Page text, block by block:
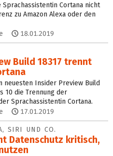
Cortana nicht
zu Amazon Alexa oder den
18.01.2019
Build 18317 trennt
neuesten Insider Preview Build
10 die Trennung der
Sprachassistentin Cortana.
17.01.2019
SIRI UND CO.
Datenschutz kritisch,